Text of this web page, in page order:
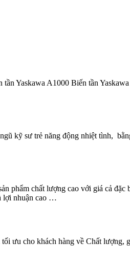
Yaskawa A1000 Biến tần
sư trẻ năng động nhiệt tình,
phẩm chất lượng cao với giá cả
lợi nhuận cao …
cho khách hàng về Chất lượng,